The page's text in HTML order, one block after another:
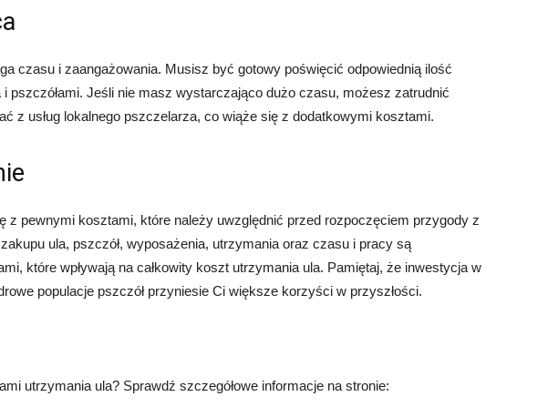
czasu i zaangażowania. Musisz być gotowy poświęcić odpowiednią ilość
i pszczółami. Jeśli nie masz wystarczająco dużo czasu, możesz zatrudnić
z usług lokalnego pszczelarza, co wiąże się z dodatkowymi kosztami.
z pewnymi kosztami, które należy uwzględnić przed rozpoczęciem przygody z
ula, pszczół, wyposażenia, utrzymania oraz czasu i pracy są
które wpływają na całkowity koszt utrzymania ula. Pamiętaj, że inwestycja w
populacje pszczół przyniesie Ci większe korzyści w przyszłości.
utrzymania ula? Sprawdź szczegółowe informacje na stronie: